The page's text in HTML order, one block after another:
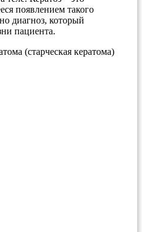
появлением такого
диагноз, который
пациента.